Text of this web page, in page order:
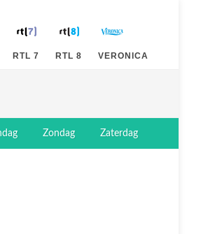
RTL 7 RTL 8 VERONICA
Zondag Zaterdag